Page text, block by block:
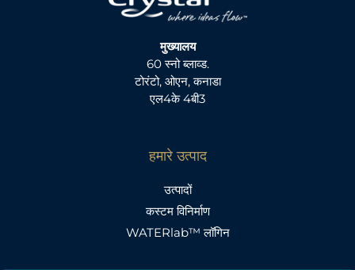
मुख्यालय
60 स्नो ब्लाव्ड.
टोरंटो, ओएन, कनाडा
एल4के 4बी3
हमारे उत्पाद
उत्पादों
कस्टम विनिर्माण
WATERlab™ लॉगिन